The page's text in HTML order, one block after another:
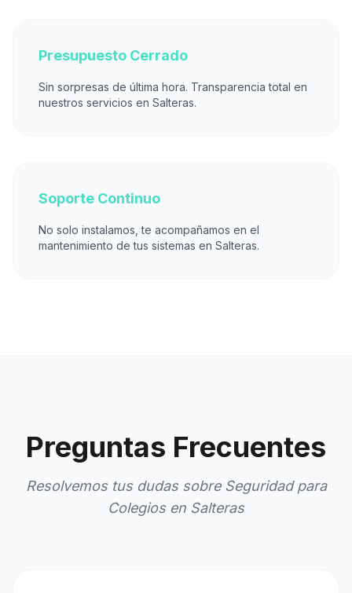
Presupuesto Cerrado
Sin sorpresas de última hora. Transparencia total en
nuestros servicios en Salteras.
Soporte Continuo
No solo instalamos, te acompañamos en el
mantenimiento de tus sistemas en Salteras.
Preguntas Frecuentes
Resolvemos tus dudas sobre Seguridad para
Colegios en Salteras